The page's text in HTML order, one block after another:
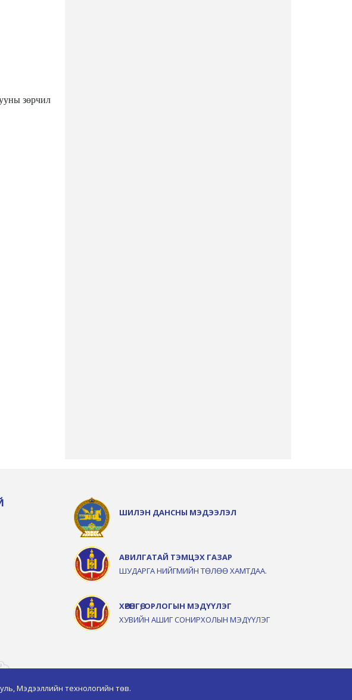
зөрчил
ШИЛЭН ДАНСНЫ МЭДЭЭЛЭЛ
АВИЛГАТАЙ ТЭМЦЭХ ГАЗАР
ШУДАРГА НИЙГМИЙН ТӨЛӨӨ ХАМТДАА.
ХӨРӨНГӨ, ОРЛОГЫН МЭДҮҮЛЭГ
ХУВИЙН АШИГ СОНИРХОЛЫН МЭДҮҮЛЭГ
Мэдээллийн технологийн төв.